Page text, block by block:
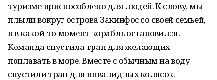
туризме приспособлено для людей. К слову, мы
плыли вокруг острова Закинфос со своей семьей,
и в какой-то момент корабль остановился.
Команда спустила трап для желающих
поплавать в море. Вместе с обычным на воду
спустили трап для инвалидных колясок.